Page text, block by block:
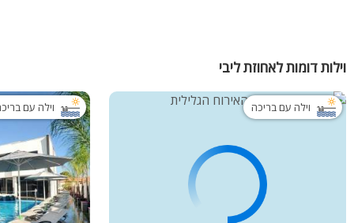
וילות דומות לאחוזת ליבי
וילה עם בריכה וילה עם